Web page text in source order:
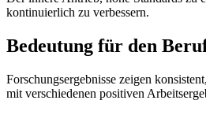
kontinuierlich zu verbessern.
Bedeutung für den
Forschungsergebnisse zeigen
mit verschiedenen positiven